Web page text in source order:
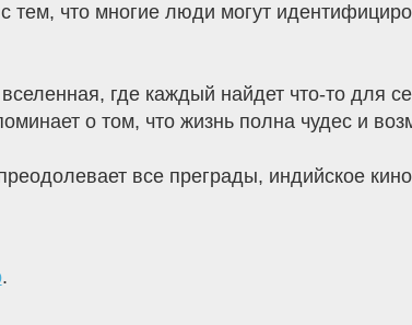
тем, что многие люди могут
где каждый найдет что-то для
о том, что жизнь полна чудес и
все преграды, индийское
.